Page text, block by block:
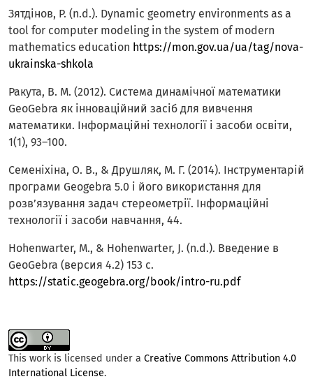
Зятдінов, Р. (n.d.). Dynamic geometry environments as a
tool for computer modeling in the system of modern
mathematics education https://mon.gov.ua/ua/tag/nova-
ukrainska-shkola
Ракута, В. М. (2012). Система динамічної математики
GeoGebra як інноваційний засіб для вивчення
математики. Інформаційні технології і засоби освіти,
1(1), 93–100.
Семеніхіна, О. В., & Друшляк, М. Г. (2014). Інструментарій
програми Geogebra 5.0 і його використання для
розв’язування задач стереометрії. Інформаційні
технології і засоби навчання, 44.
Hohenwarter, M., & Hohenwarter, J. (n.d.). Введение в
GeoGebra (версия 4.2) 153 с.
https://static.geogebra.org/book/intro-ru.pdf
This work is licensed under a Creative Commons Attribution 4.0
International License.